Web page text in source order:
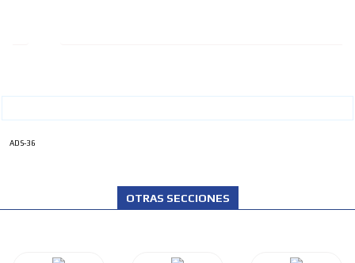
ADS-36
OTRAS SECCIONES